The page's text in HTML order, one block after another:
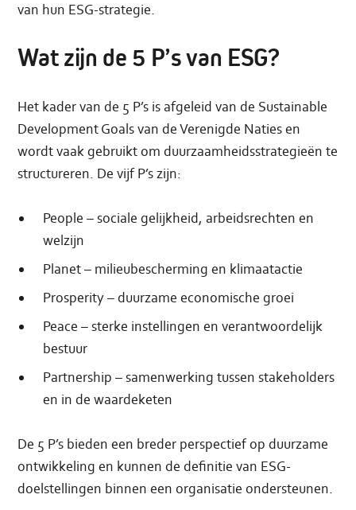
van hun ESG-strategie.
Wat zijn de 5 P’s van ESG?
Het kader van de 5 P’s is afgeleid van de Sustainable
Development Goals van de Verenigde Naties en
wordt vaak gebruikt om duurzaamheidsstrategieën te
structureren. De vijf P’s zijn:
People – sociale gelijkheid, arbeidsrechten en
welzijn
Planet – milieubescherming en klimaatactie
Prosperity – duurzame economische groei
Peace – sterke instellingen en verantwoordelijk
bestuur
Partnership – samenwerking tussen stakeholders
en in de waardeketen
De 5 P’s bieden een breder perspectief op duurzame
ontwikkeling en kunnen de definitie van ESG-
doelstellingen binnen een organisatie ondersteunen.